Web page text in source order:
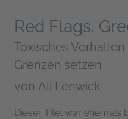
Red Flags,
Toxisches
Grenzen setzen
von Ali Fenwick
Dieser Titel war ehemals